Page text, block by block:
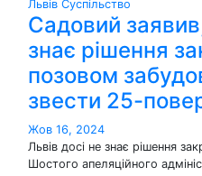
Львів Суспільство
Садовий
знає рішення
позовом
звести 25-
Жов 16, 2024
Львів досі не знає рішення
Шостого апеляційного